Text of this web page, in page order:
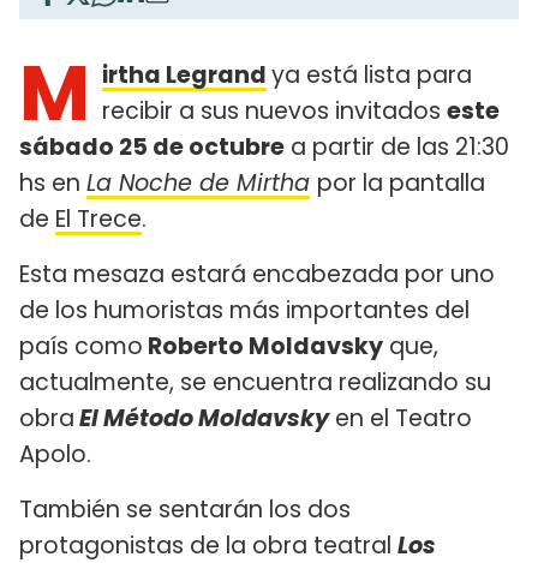
M irtha Legrandya está lista para
recibir a sus nuevos invitados este
sábado 25 de octubre a partir de las 21:30
hs en La Noche de Mirtha por la pantalla
de El Trece.
Esta mesaza estará encabezada por uno
de los humoristas más importantes del
país como Roberto Moldavsky que,
actualmente, se encuentra realizando su
obraEl Método Moldavskyen el Teatro
Apolo.
También se sentarán los dos
protagonistas de la obra teatral Los